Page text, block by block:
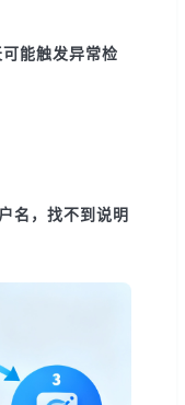
能触发异常检
名，找不到说明